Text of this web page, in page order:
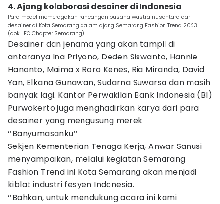
4. Ajang kolaborasi desainer di Indonesia
Para model memeragakan rancangan busana wastra nusantara dari
desainer di Kota Semarang dalam ajang Semarang Fashion Trend 2023.
(dok. IFC Chapter Semarang)
Desainer dan jenama yang akan tampil di
antaranya Ina Priyono, Deden Siswanto, Hannie
Hananto, Maima x Roro Kenes, Ria Miranda, David
Yan, Elkana Gunawan, Sudarna Suwarsa dan masih
banyak lagi. Kantor Perwakilan Bank Indonesia (BI)
Purwokerto juga menghadirkan karya dari para
desainer yang mengusung merek
‘’Banyumasanku’’
Sekjen Kementerian Tenaga Kerja, Anwar Sanusi
menyampaikan, melalui kegiatan Semarang
Fashion Trend ini Kota Semarang akan menjadi
kiblat industri fesyen Indonesia.
‘’Bahkan, untuk mendukung acara ini kami